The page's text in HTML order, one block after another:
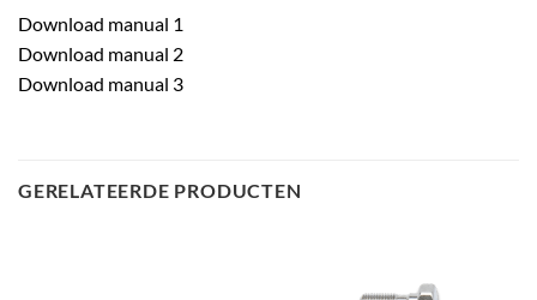
Download manual 1
Download manual 2
Download manual 3
GERELATEERDE PRODUCTEN